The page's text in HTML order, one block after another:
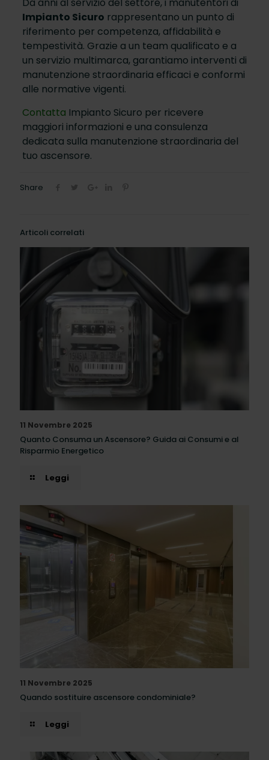
Impianto Sicuro rappresentano un punto di
riferimento per competenza, affidabilità e
tempestività. Grazie a un team qualificato e a
un servizio multimarca, garantiamo interventi di
manutenzione straordinaria efficaci e conformi
alle normative vigenti.
Contatta Impianto Sicuro per ricevere
maggiori informazioni e una consulenza
dedicata sulla manutenzione straordinaria del
tuo ascensore.
Share
Articoli correlati
11 Novembre 2025
Quanto Consuma un Ascensore? Guida ai Consumi e al
Risparmio Energetico
Leggi
11 Novembre 2025
Quando sostituire ascensore condominiale?
Leggi